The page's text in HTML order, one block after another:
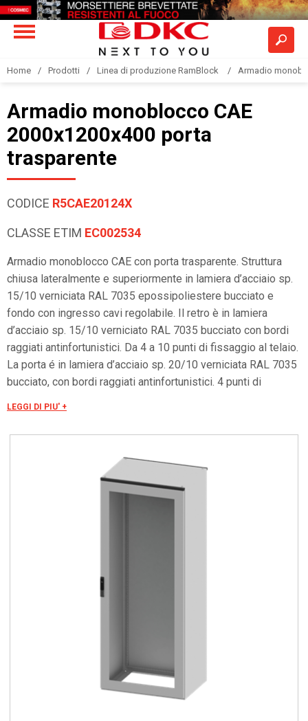
Home Prodotti Linea di produzione RamBlock Armadio
Armadio monoblocco CAE
2000x1200x400 porta
trasparente
CODICE R5CAE20124X
CLASSE ETIM EC002534
Armadio monoblocco CAE con porta trasparente. Struttura
chiusa lateralmente e superiormente in lamiera d’acciaio sp.
15/10 verniciata RAL 7035 epossipoliestere bucciato e
fondo con ingresso cavi regolabile. Il retro è in lamiera
d’acciaio sp. 15/10 verniciato RAL 7035 bucciato con bordi
raggiati antinfortunistici. Da 4 a 10 punti di fissaggio al telaio.
La porta é in lamiera d’acciaio sp. 20/10 verniciata RAL 7035
bucciato, con bordi raggiati antinfortunistici. 4 punti di
Grado di resistenza all'urto secondo IEC EN 62208: IK09.
LEGGI DI PIU' +